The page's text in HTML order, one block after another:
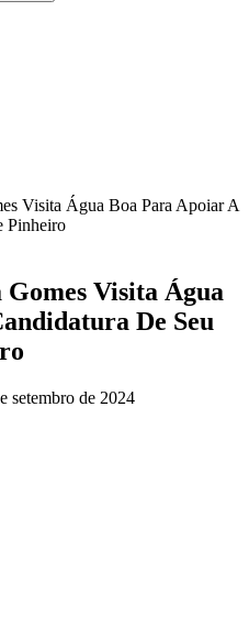
Visita Água Boa Para Apoiar A
Pinheiro
Visita Água
De Seu
setembro de 2024